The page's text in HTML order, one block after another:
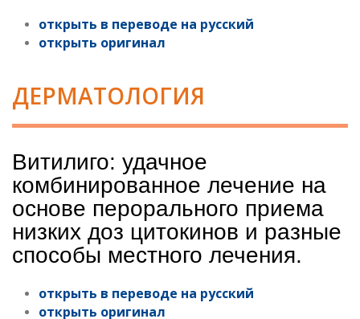
открыть в переводе на русский
открыть оригинал
ДЕРМАТОЛОГИЯ
Витилиго: удачное
комбинированное лечение на
основе перорального приема
низких доз цитокинов и разные
способы местного лечения.
открыть в переводе на русский
открыть оригинал